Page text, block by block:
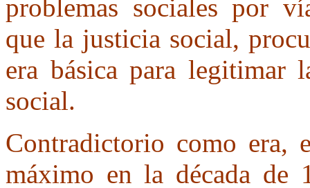
problemas sociales por
que la justicia social,
era básica para legitimar
social.
Contradictorio como era,
máximo en la década de